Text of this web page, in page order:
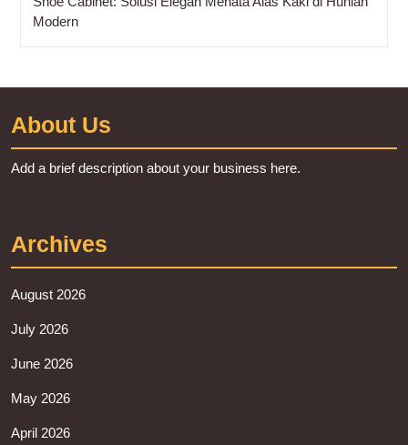
Modern
About Us
Add a brief description about your business here.
Archives
August 2026
July 2026
June 2026
May 2026
April 2026